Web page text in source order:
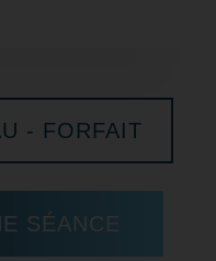
- FORFAIT
SÉANCE